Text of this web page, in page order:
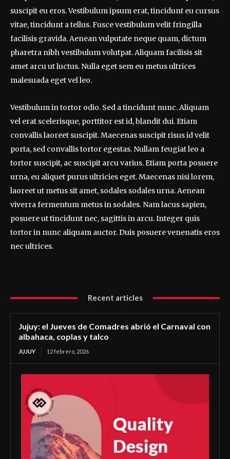
suscipit eu eros. Vestibulum ipsum erat, tincidunt eu cursus
vitae, tincidunt a tellus. Fusce vestibulum velit fringilla
facilisis gravida. Aenean vulputate neque quam, dictum
pharetra nibh vestibulum volutpat. Aliquam facilisis sit
amet arcu ut luctus. Nulla eget sem eu metus ultrices
malesuada eget vel leo.
Vestibulum in tortor odio. Sed a tincidunt nunc. Aliquam
vel erat scelerisque, porttitor est id, blandit dui. Etiam
convallis laoreet suscipit. Maecenas suscipit risus id velit
porta, sed convallis tortor egestas. Nullam feugiat leo a
tortor suscipit, ac suscipit arcu varius. Etiam porta posuere
urna, eu aliquet purus ultricies eget. Maecenas nisi lorem,
laoreet ut metus sit amet, sodales sodales urna. Aenean
viverra fermentum metus in sodales. Nam lacus sapien,
posuere ut tincidunt nec, sagittis in arcu. Integer quis
tortor in nunc aliquam auctor. Duis posuere venenatis eros
nec ultrices.
Recent articles
Jujuy: el Jueves de Comadres abrió el Carnaval con
albahaca, coplas y talco
JUJUY 12 febrero, 2026